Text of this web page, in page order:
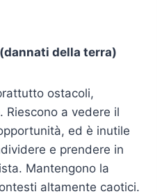
della terra)
ostacoli,
Riescono a vedere il
ed è inutile
e prendere in
Mantengono la
altamente caotici.